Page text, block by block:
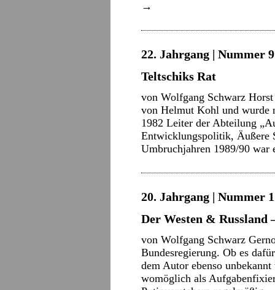
→
22. Jahrgang | Nummer
Teltschiks Rat
von Wolfgang Schwarz
von Helmut Kohl und wurde
1982 Leiter der Abteilung
Entwicklungspolitik, Äußere
Umbruchjahren 1989/90
20. Jahrgang | Nummer
Der Westen & Russland
von Wolfgang Schwarz
Bundesregierung. Ob es
dem Autor ebenso
womöglich als